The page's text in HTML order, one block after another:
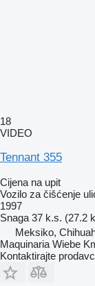
18
VIDEO
Tennant 355
Cijena na upit
Vozilo za čišćenje
1997
Snaga 37 k.s. (27.2
Meksiko,
Maquinaria Wiebe
Kontaktirajte